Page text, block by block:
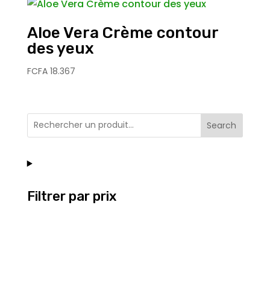
Aloe Vera Crème contour
des yeux
FCFA18.367
Search
Filtrer par prix